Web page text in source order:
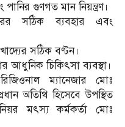
গুণগত মান নিয়ন্ত্রণ।
সঠিক ব্যবহার এবং
সঠিক বণ্টন।
আধুনিক চিকিৎসা ব্যবস্থা।
ম্যানেজার মোঃ
অতিথি হিসেবে উপস্থিত
মৎস্য কর্মকর্তা মোঃ